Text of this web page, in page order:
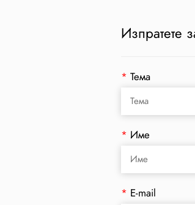
Изпратете
*Тема
* Име
* E-mail